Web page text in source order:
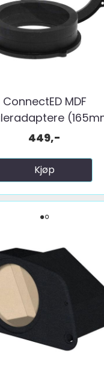
ConnectED MDF
449,-
Kjøp